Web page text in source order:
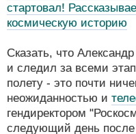
стартовал!
космическую историю
Сказать, что
и следил за всеми
полету - это почти
неожиданностью и
гендиректором
следующий день после